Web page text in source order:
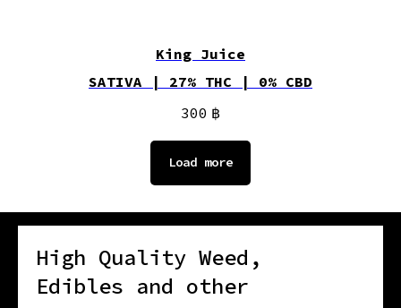
King Juice
SATIVA | 27% THC | 0% CBD
300 ฿
Load more
High Quality Weed,
Edibles and other